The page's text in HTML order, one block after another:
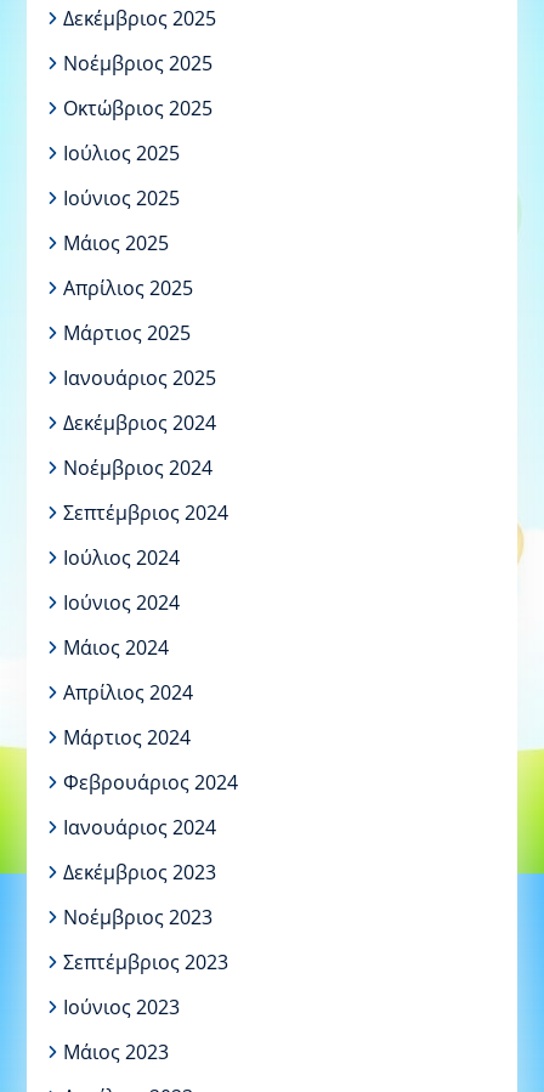
Δεκέμβριος 2025
Νοέμβριος 2025
Οκτώβριος 2025
Ιούλιος 2025
Ιούνιος 2025
Μάιος 2025
Απρίλιος 2025
Μάρτιος 2025
Ιανουάριος 2025
Δεκέμβριος 2024
Νοέμβριος 2024
Σεπτέμβριος 2024
Ιούλιος 2024
Ιούνιος 2024
Μάιος 2024
Απρίλιος 2024
Μάρτιος 2024
Φεβρουάριος 2024
Ιανουάριος 2024
Δεκέμβριος 2023
Νοέμβριος 2023
Σεπτέμβριος 2023
Ιούνιος 2023
Μάιος 2023